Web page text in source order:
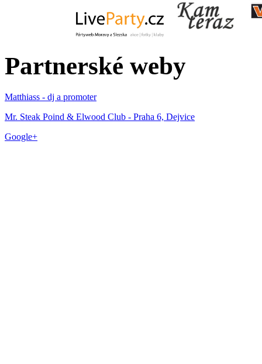
Partnerské weby
Matthiass - dj a promoter
Mr. Steak Poind & Elwood Club - Praha 6, Dejvice
Google+